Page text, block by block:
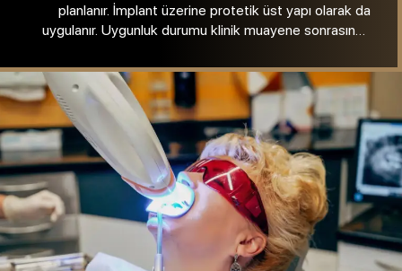
ele alınmakta, planlama bireysel ihtiyaçlar doğrultusunda
yapılmaktadır.